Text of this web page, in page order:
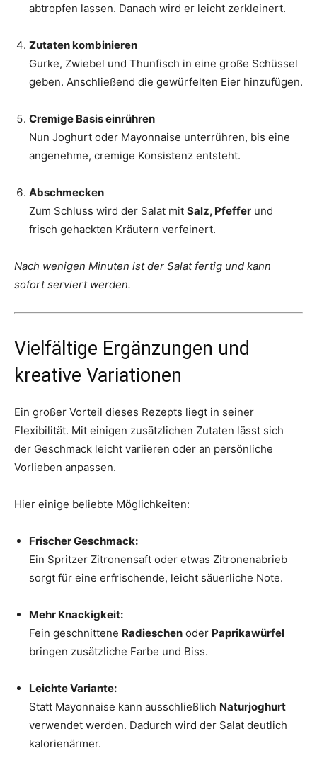
abtropfen lassen. Danach wird er leicht zerkleinert.
Zutaten kombinieren
Gurke, Zwiebel und Thunfisch in eine große Schüssel
geben. Anschließend die gewürfelten Eier hinzufügen.
Cremige Basis einrühren
Nun Joghurt oder Mayonnaise unterrühren, bis eine
angenehme, cremige Konsistenz entsteht.
Abschmecken
Zum Schluss wird der Salat mit Salz, Pfeffer und
frisch gehackten Kräutern verfeinert.
Nach wenigen Minuten ist der Salat fertig und kann
sofort serviert werden.
Vielfältige Ergänzungen und
kreative Variationen
Ein großer Vorteil dieses Rezepts liegt in seiner
Flexibilität. Mit einigen zusätzlichen Zutaten lässt sich
der Geschmack leicht variieren oder an persönliche
Vorlieben anpassen.
Hier einige beliebte Möglichkeiten:
Frischer Geschmack:
Ein Spritzer Zitronensaft oder etwas Zitronenabrieb
sorgt für eine erfrischende, leicht säuerliche Note.
Mehr Knackigkeit:
Fein geschnittene Radieschen oder Paprikawürfel
bringen zusätzliche Farbe und Biss.
Leichte Variante:
Statt Mayonnaise kann ausschließlich Naturjoghurt
verwendet werden. Dadurch wird der Salat deutlich
kalorienärmer.